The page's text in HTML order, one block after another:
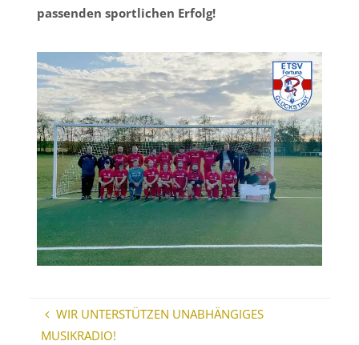
passenden sportlichen Erfolg!
WIR UNTERSTÜTZEN UNABHÄNGIGES
MUSIKRADIO!